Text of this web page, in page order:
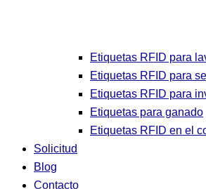
Etiquetas RFID para
Etiquetas RFID para
Etiquetas RFID para
Etiquetas para ganado
Etiquetas RFID en el
Solicitud
Blog
Contacto